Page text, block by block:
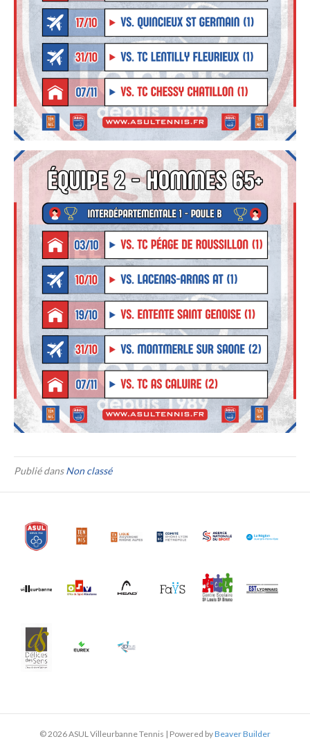
Publié dansNon classé
© 2026 ASUL Villeurbanne Tennis | Powered byBeaver Builder